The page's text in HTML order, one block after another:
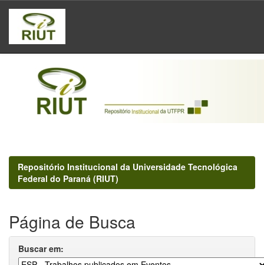
Skip
navigation
Repositório Institucional da Universidade Tecnológica
Federal do Paraná (RIUT)
Página de Busca
Buscar em: